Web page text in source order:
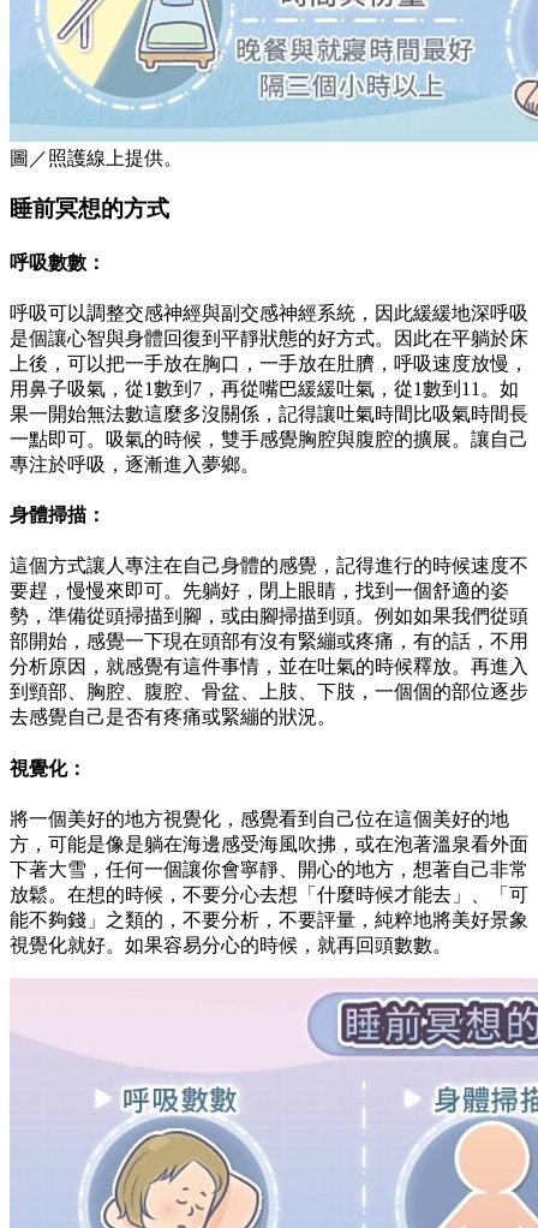
圖／照護線上提供。
睡前冥想的方式
呼吸數數：
呼吸可以調整交感神經與副交感神經系統，因此緩緩地深呼吸
是個讓心智與身體回復到平靜狀態的好方式。因此在平躺於床
上後，可以把一手放在胸口，一手放在肚臍，呼吸速度放慢，
用鼻子吸氣，從1數到7，再從嘴巴緩緩吐氣，從1數到11。如
果一開始無法數這麼多沒關係，記得讓吐氣時間比吸氣時間長
一點即可。吸氣的時候，雙手感覺胸腔與腹腔的擴展。讓自己
專注於呼吸，逐漸進入夢鄉。
身體掃描：
這個方式讓人專注在自己身體的感覺，記得進行的時候速度不
要趕，慢慢來即可。先躺好，閉上眼睛，找到一個舒適的姿
勢，準備從頭掃描到腳，或由腳掃描到頭。例如如果我們從頭
部開始，感覺一下現在頭部有沒有緊繃或疼痛，有的話，不用
分析原因，就感覺有這件事情，並在吐氣的時候釋放。再進入
到頸部、胸腔、腹腔、骨盆、上肢、下肢，一個個的部位逐步
去感覺自己是否有疼痛或緊繃的狀況。
視覺化：
將一個美好的地方視覺化，感覺看到自己位在這個美好的地
方，可能是像是躺在海邊感受海風吹拂，或在泡著溫泉看外面
下著大雪，任何一個讓你會寧靜、開心的地方，想著自己非常
放鬆。在想的時候，不要分心去想「什麼時候才能去」、「可
能不夠錢」之類的，不要分析，不要評量，純粹地將美好景象
視覺化就好。如果容易分心的時候，就再回頭數數。